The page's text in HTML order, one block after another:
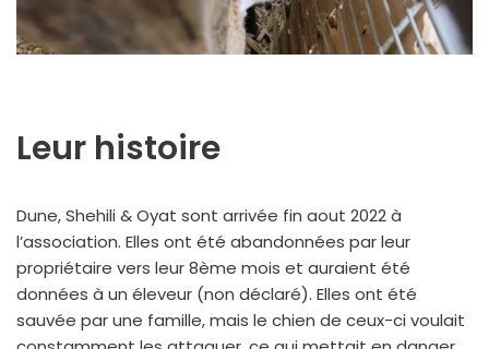
Leur histoire
Dune, Shehili & Oyat sont arrivée fin aout 2022 à
l’association. Elles ont été abandonnées par leur
propriétaire vers leur 8ème mois et auraient été
données à un éleveur (non déclaré). Elles ont été
sauvée par une famille, mais le chien de ceux-ci voulait